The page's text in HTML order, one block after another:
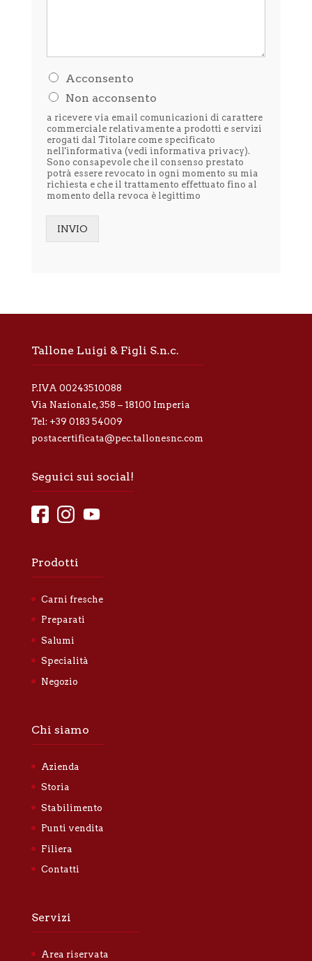
H
l
e
t
t
o
l
i
n
f
r
a
i
v
c
y
Acconsento
Non acconsento
a ricevere via email comunicazioni di carattere
commerciale relativamente a prodotti e servizi
erogati dal Titolare come specificato
nell'informativa (vedi informativa privacy).
Sono consapevole che il consenso prestato
potrà essere revocato in ogni momento su mia
richiesta e che il trattamento effettuato fino al
momento della revoca è legittimo
INVIO
Tallone Luigi & Figli S.n.c.
P.IVA 00243510088
Via Nazionale, 358 – 18100 Imperia
Tel: +39 0183 54009
postacertificata@pec.tallonesnc.com
Seguici sui social!
Prodotti
Carni fresche
Preparati
Salumi
Specialità
Negozio
Chi siamo
Azienda
Storia
Stabilimento
Punti vendita
Filiera
Contatti
Servizi
Area riservata